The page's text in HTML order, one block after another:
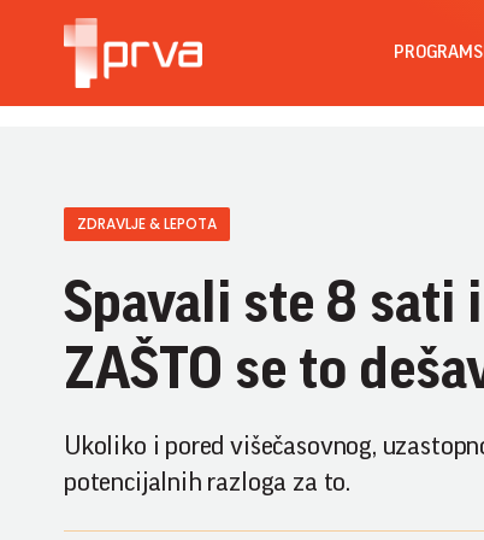
ZDRAVLJE & LEPOTA
Spavali ste 8 sati
ZAŠTO se to
Ukoliko i pored višečasovnog,
potencijalnih razloga za to.